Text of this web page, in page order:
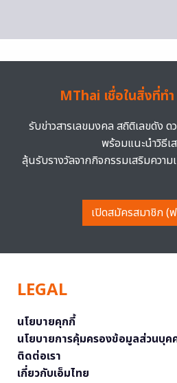
MThai เชื่อในสิ่งที่ท
รับข่าวสารเลขมงคล สถิติเลขดัง ด
พร้อมแนะนำวิธีเ
ลุ้นรับรางวัลจากกิจกรรมเสริมควา
เปิดสมัครสมาชิก (
LEGAL
นโยบายคุกกี้
นโยบายการคุ้มครองข้อมูลส่วนบุค
ติดต่อเรา
เกี่ยวกับเอ็มไทย